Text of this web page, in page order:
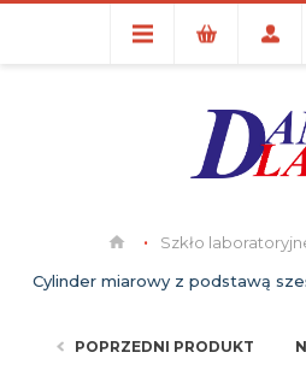
Szkło
Cylinder miarowy z podstawą
POPRZEDNI PRODUKT